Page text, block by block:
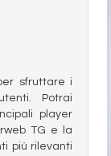
sfruttare i
Potrai
player
TG e la
più rilevanti